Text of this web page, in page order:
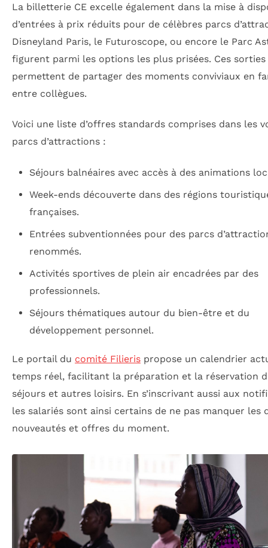
La billetterie CE excelle également dans la mise à
d’entrées à prix réduits pour de célèbres parcs
Disneyland Paris, le Futuroscope, ou encore le Parc
figurent parmi les options les plus prisées. Ces sorties
permettent de partager des moments conviviaux en
entre collègues.
Voici une liste d’offres standards comprises dans les
parcs d’attractions :
Séjours balnéaires avec accès à des animations
Week-ends découverte dans des régions
françaises.
Entrées subventionnées pour des parcs
renommés.
Activités sportives de plein air encadrées par des
professionnels.
Séjours thématiques autour du bien-être et du
développement personnel.
Le portail du comité Filieris propose un calendrier
temps réel, facilitant la préparation et la réservation
séjours et autres loisirs. En s’inscrivant aussi aux
les salariés sont ainsi certains de ne pas manquer les
nouveautés et offres du moment.